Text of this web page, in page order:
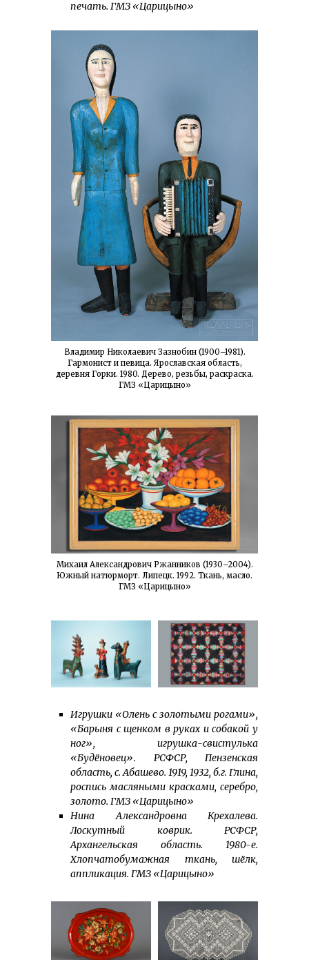
печать. ГМЗ «Царицыно»
Владимир Николаевич Зазнобин (1900–1981).
Гармонист и певица. Ярославская область,
деревня Горки. 1980. Дерево, резьбы, раскраска.
ГМЗ «Царицыно»
Михаил Александрович Ржанников (1930–2004).
Южный натюрморт. Липецк. 1992. Ткань, масло.
ГМЗ «Царицыно»
Игрушки «Олень с золотыми рогами»,
«Барыня с щенком в руках и собакой у
ног», игрушка-свистулька
«Будёновец». РСФСР, Пензенская
область, с. Абашево. 1919, 1932, б.г. Глина,
роспись масляными красками, серебро,
золото. ГМЗ «Царицыно»
Нина Александровна Крехалева.
Лоскутный коврик. РСФСР,
Архангельская область. 1980-е.
Хлопчатобумажная ткань, шёлк,
аппликация. ГМЗ «Царицыно»